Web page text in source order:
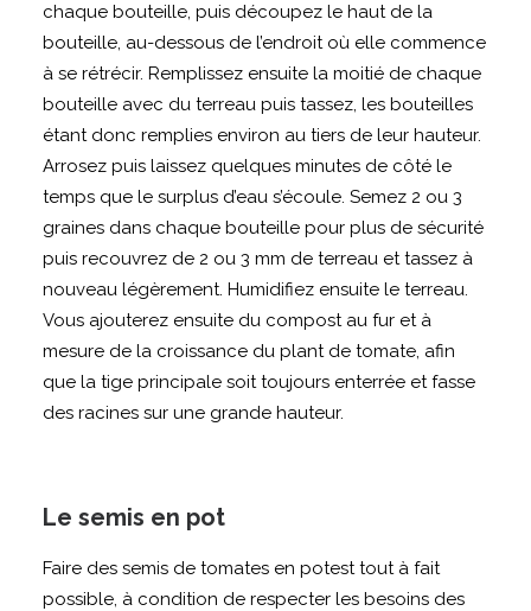
chaque bouteille, puis découpez le haut de la
bouteille, au-dessous de l’endroit où elle commence
à se rétrécir. Remplissez ensuite la moitié de chaque
bouteille avec du terreau puis tassez, les bouteilles
étant donc remplies environ au tiers de leur hauteur.
Arrosez puis laissez quelques minutes de côté le
temps que le surplus d’eau s’écoule. Semez 2 ou 3
graines dans chaque bouteille pour plus de sécurité
puis recouvrez de 2 ou 3 mm de terreau et tassez à
nouveau légèrement. Humidifiez ensuite le terreau.
Vous ajouterez ensuite du compost au fur et à
mesure de la croissance du plant de tomate, afin
que la tige principale soit toujours enterrée et fasse
des racines sur une grande hauteur.
Le semis en pot
Faire des semis de tomates en potest tout à fait
possible, à condition de respecter les besoins des